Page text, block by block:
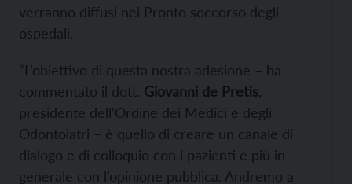
verranno diffusi nei Pronto soccorso degli
ospedali.
“L’obiettivo di questa nostra adesione – ha
commentato il dott. Giovanni de Pretis
presidente dell’Ordine dei Medici e degli
Odontoiatri – è quello di creare un canale di
dialogo e di colloquio con i pazienti e più in
generale con l’opinione pubblica. Andremo a